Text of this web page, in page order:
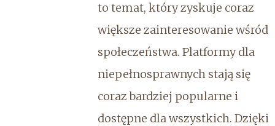
to temat, który zyskuje coraz
większe zainteresowanie wśród
społeczeństwa. Platformy dla
niepełnosprawnych stają się
coraz bardziej popularne i
dostępne dla wszystkich. Dzięki